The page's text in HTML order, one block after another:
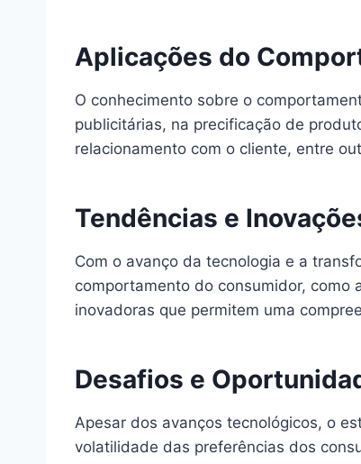
Aplicações do
O conhecimento sobre o
publicitárias, na precificação de
relacionamento com o cliente, entre
Tendências e
Com o avanço da tecnologia e a
comportamento do consumidor, como
inovadoras que permitem uma
Desafios e
Apesar dos avanços tecnológicos, o
volatilidade das preferências dos